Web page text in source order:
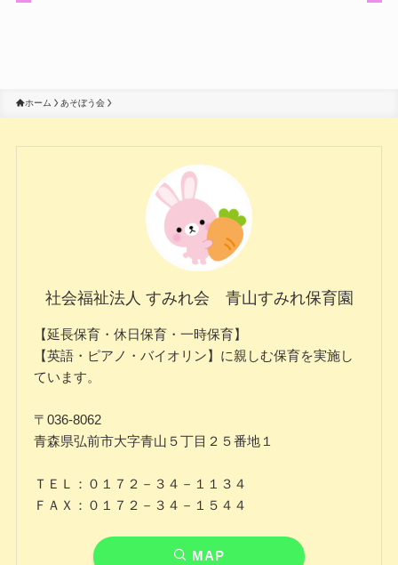
ホーム あそぼう会
社会福祉法人 すみれ会 青山すみれ保育園
【延長保育・休日保育・一時保育】
【英語・ピアノ・バイオリン】に親しむ保育を実施し
ています。
〒036-8062
青森県弘前市大字青山５丁目２５番地１
ＴＥＬ：０１７２－３４－１１３４
ＦＡＸ：０１７２－３４－１５４４
MAP